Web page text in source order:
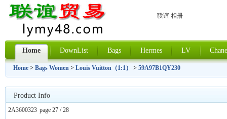
联谊 相册
Home DownList Bags Hermes LV
Home > Bags Women > Louis Vuitton（1:1） > 59A97B1QY230
Product Info
2A3600323 page 27 / 28